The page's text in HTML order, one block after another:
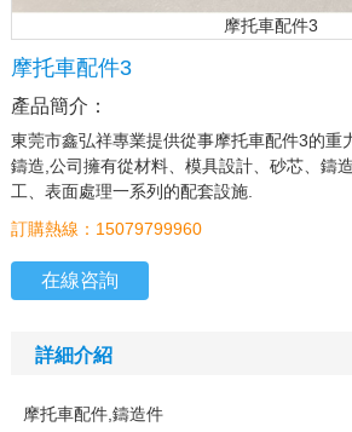
摩托車配件3
摩托車配件3
產品簡介：
東莞市鑫弘祥專業提供從事摩托車配件3的重
鑄造,公司擁有從材料、模具設計、砂芯、鑄
工、表面處理一系列的配套設施.
訂購熱線：15079799960
在線咨詢
詳細介紹
摩托車配件,鑄造件